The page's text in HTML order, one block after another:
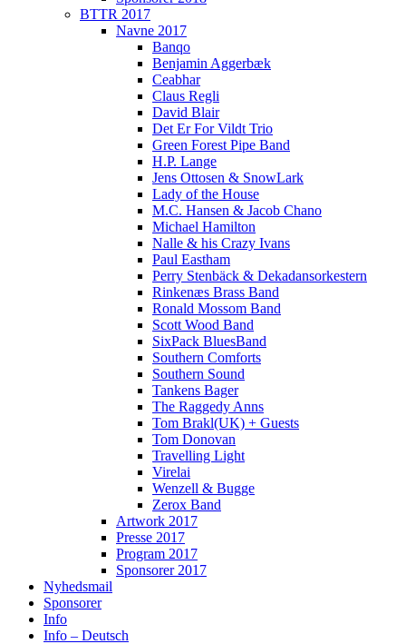
BTTR 2017
Navne 2017
Banqo
Benjamin Aggerbæk
Ceabhar
Claus Regli
David Blair
Det Er For Vildt Trio
Green Forest Pipe Band
H.P. Lange
Jens Ottosen & SnowLark
Lady of the House
M.C. Hansen & Jacob Chano
Michael Hamilton
Nalle & his Crazy Ivans
Paul Eastham
Perry Stenbäck & Dekadansorkestern
Rinkenæs Brass Band
Ronald Mossom Band
Scott Wood Band
SixPack BluesBand
Southern Comforts
Southern Sound
Tankens Bager
The Raggedy Anns
Tom Brakl(UK) + Guests
Tom Donovan
Travelling Light
Virelai
Wenzell & Bugge
Zerox Band
Artwork 2017
Presse 2017
Program 2017
Sponsorer 2017
Nyhedsmail
Sponsorer
Info
Info – Deutsch